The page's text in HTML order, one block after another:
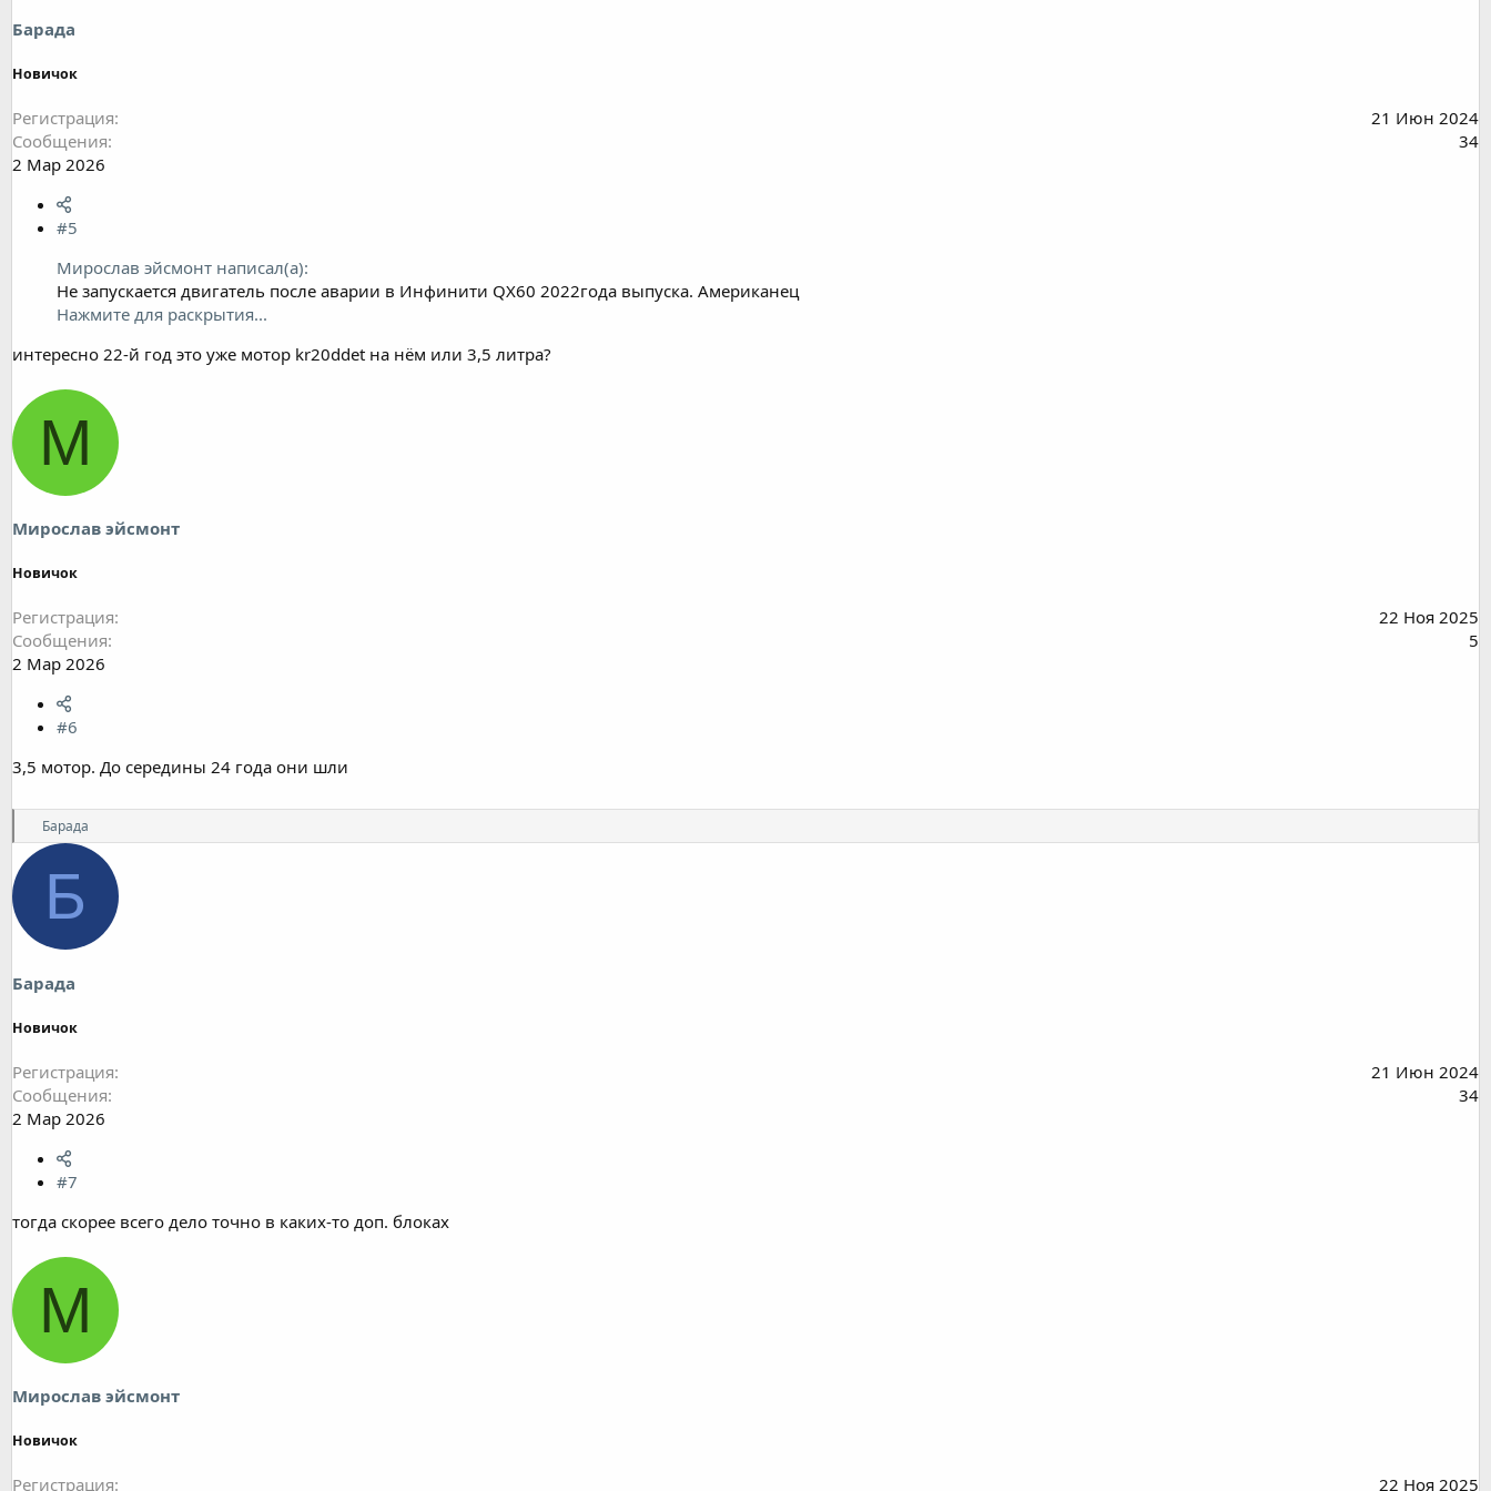
Барада
Новичок
Регистрация
21 Июн 2024
Сообщения
34
2 Мар 2026
#5
Мирослав эйсмонт написал(а):
Не запускается двигатель после аварии в Инфинити QX60 2022года выпуска. Американец
Нажмите для раскрытия...
интересно 22-й год это уже мотор kr20ddet на нём или 3,5 литра?
М
Мирослав эйсмонт
Новичок
Регистрация
22 Ноя 2025
Сообщения
5
2 Мар 2026
#6
3,5 мотор. До середины 24 года они шли
Р
е
:
Барада
Б
Барада
Новичок
Регистрация
21 Июн 2024
Сообщения
34
2 Мар 2026
#7
тогда скорее всего дело точно в каких-то доп. блоках
М
Мирослав эйсмонт
Новичок
Регистрация 22 Ноя 2025